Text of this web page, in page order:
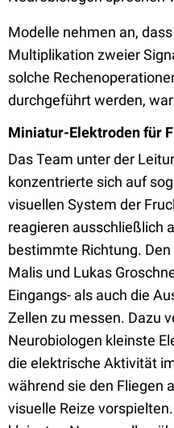
Modelle nehmen an,
Multiplikation zweier
solche
durchgeführt werden,
Miniatur-Elektroden für
Das Team unter der
konzentrierte sich auf
visuellen System der
reagieren ausschließlich
bestimmte Richtung.
Malis und Lukas
Eingangs- als auch die
Zellen zu messen. Dazu
Neurobiologen kleinste
die elektrische Aktivität
während sie den Fliegen
visuelle Reize